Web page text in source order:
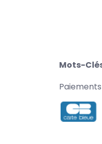
Mots-